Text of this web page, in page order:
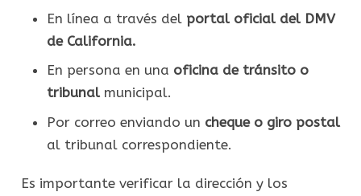
En línea a través delportal oficial del DMV
de California.
En persona en una oficina de tránsito o
tribunalmunicipal.
Por correo enviando un cheque o giro postal
al tribunal correspondiente.
Es importante verificar la dirección y los